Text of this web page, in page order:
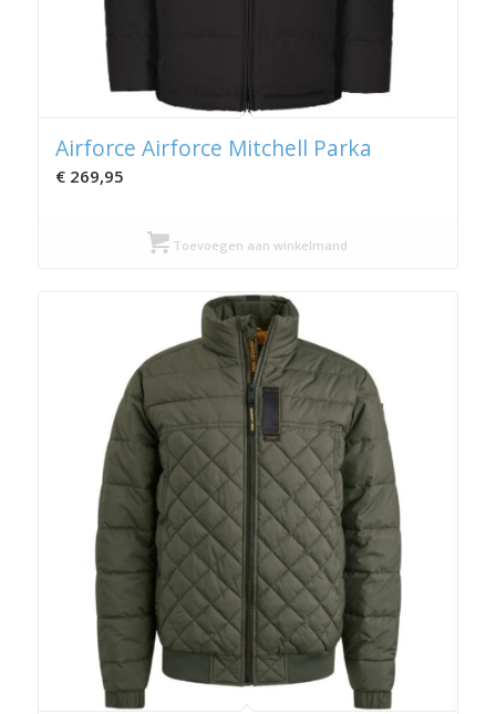
Airforce Airforce Mitchell Parka
€269,95
Toevoegen aan winkelmand